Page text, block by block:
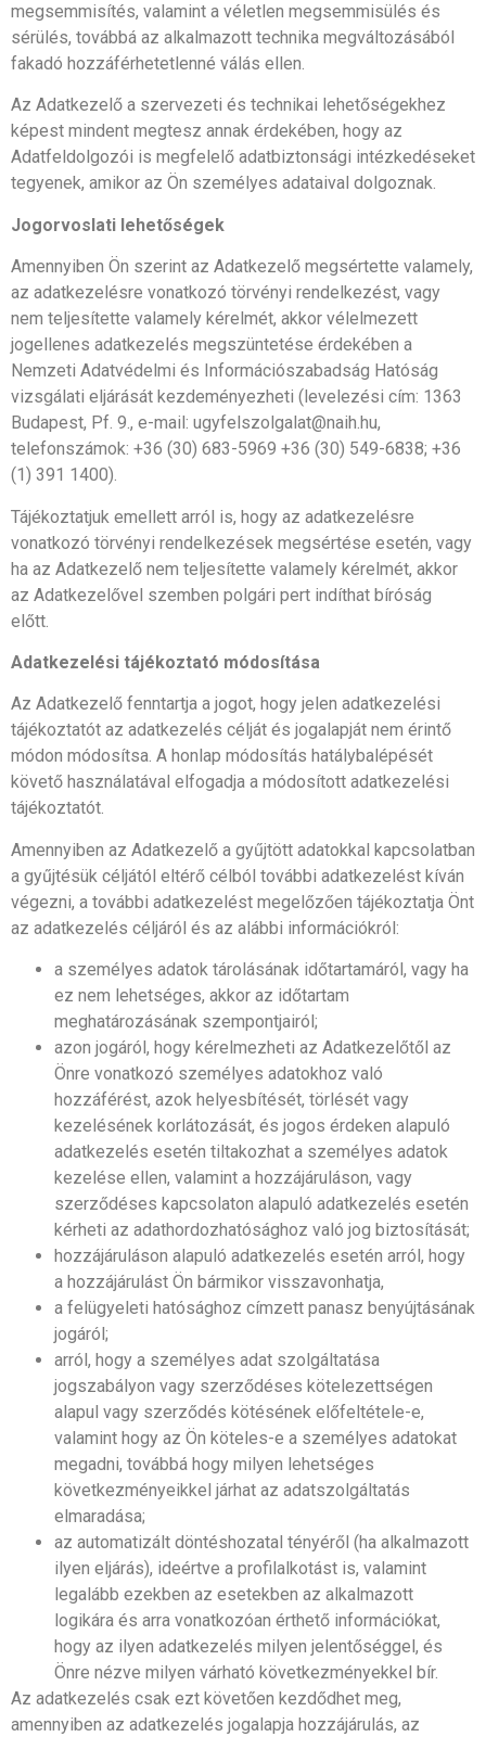
megsemmisítés, valamint a véletlen megsemmisülés és
sérülés, továbbá az alkalmazott technika megváltozásából
fakadó hozzáférhetetlenné válás ellen.
Az Adatkezelő a szervezeti és technikai lehetőségekhez
képest mindent megtesz annak érdekében, hogy az
Adatfeldolgozói is megfelelő adatbiztonsági intézkedéseket
tegyenek, amikor az Ön személyes adataival dolgoznak.
Jogorvoslati lehetőségek
Amennyiben Ön szerint az Adatkezelő megsértette valamely,
az adatkezelésre vonatkozó törvényi rendelkezést, vagy
nem teljesítette valamely kérelmét, akkor vélelmezett
jogellenes adatkezelés megszüntetése érdekében a
Nemzeti Adatvédelmi és Információszabadság Hatóság
vizsgálati eljárását kezdeményezheti (levelezési cím: 1363
Budapest, Pf. 9., e-mail: ugyfelszolgalat@naih.hu,
telefonszámok: +36 (30) 683-5969 +36 (30) 549-6838; +36
(1) 391 1400).
Tájékoztatjuk emellett arról is, hogy az adatkezelésre
vonatkozó törvényi rendelkezések megsértése esetén, vagy
ha az Adatkezelő nem teljesítette valamely kérelmét, akkor
az Adatkezelővel szemben polgári pert indíthat bíróság
előtt.
Adatkezelési tájékoztató módosítása
Az Adatkezelő fenntartja a jogot, hogy jelen adatkezelési
tájékoztatót az adatkezelés célját és jogalapját nem érintő
módon módosítsa. A honlap módosítás hatálybalépését
követő használatával elfogadja a módosított adatkezelési
tájékoztatót.
Amennyiben az Adatkezelő a gyűjtött adatokkal kapcsolatban
a gyűjtésük céljától eltérő célból további adatkezelést kíván
végezni, a további adatkezelést megelőzően tájékoztatja Önt
az adatkezelés céljáról és az alábbi információkról:
a személyes adatok tárolásának időtartamáról, vagy ha
ez nem lehetséges, akkor az időtartam
meghatározásának szempontjairól;
azon jogáról, hogy kérelmezheti az Adatkezelőtől az
Önre vonatkozó személyes adatokhoz való
hozzáférést, azok helyesbítését, törlését vagy
kezelésének korlátozását, és jogos érdeken alapuló
adatkezelés esetén tiltakozhat a személyes adatok
kezelése ellen, valamint a hozzájáruláson, vagy
szerződéses kapcsolaton alapuló adatkezelés esetén
kérheti az adathordozhatósághoz való jog biztosítását;
hozzájáruláson alapuló adatkezelés esetén arról, hogy
a hozzájárulást Ön bármikor visszavonhatja,
a felügyeleti hatósághoz címzett panasz benyújtásának
jogáról;
arról, hogy a személyes adat szolgáltatása
jogszabályon vagy szerződéses kötelezettségen
alapul vagy szerződés kötésének előfeltétele-e,
valamint hogy az Ön köteles-e a személyes adatokat
megadni, továbbá hogy milyen lehetséges
következményeikkel járhat az adatszolgáltatás
elmaradása;
az automatizált döntéshozatal tényéről (ha alkalmazott
ilyen eljárás), ideértve a profilalkotást is, valamint
legalább ezekben az esetekben az alkalmazott
logikára és arra vonatkozóan érthető információkat,
hogy az ilyen adatkezelés milyen jelentőséggel, és
Önre nézve milyen várható következményekkel bír.
Az adatkezelés csak ezt követően kezdődhet meg,
amennyiben az adatkezelés jogalapja hozzájárulás, az